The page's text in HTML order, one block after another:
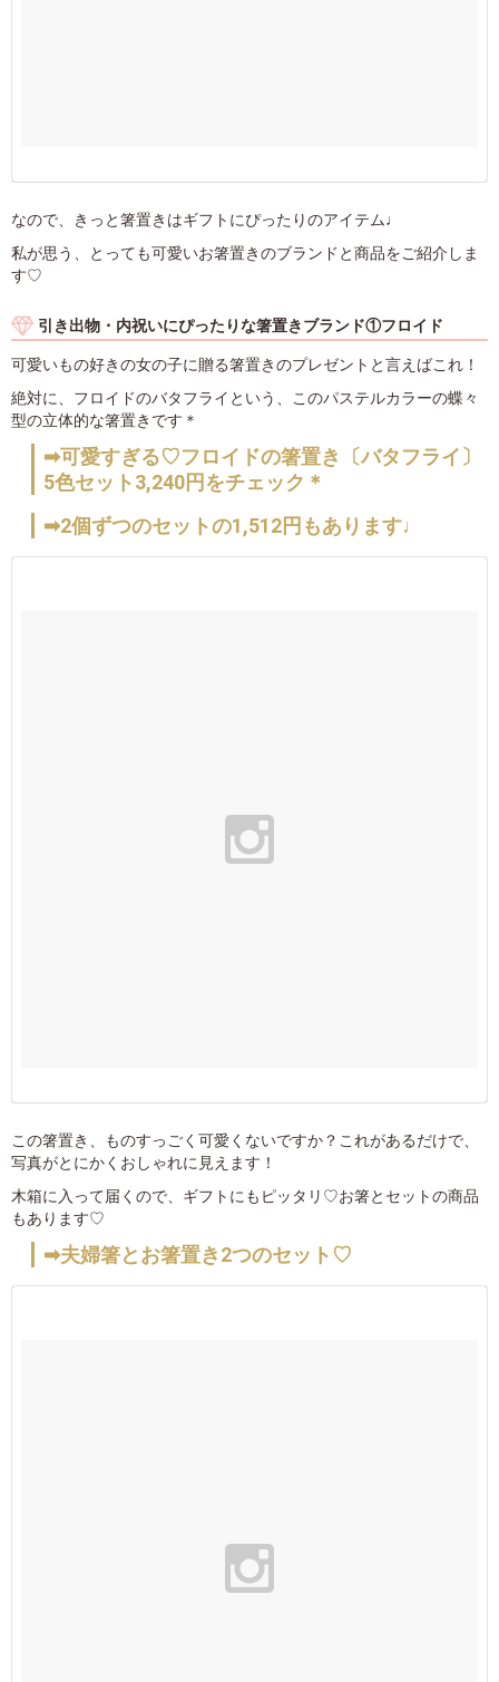
なので、きっと箸置きはギフトにぴったりのアイテム♩
私が思う、とっても可愛いお箸置きのブランドと商品をご紹介しま
す♡
引き出物・内祝いにぴったりな箸置きブランド①フロイド
可愛いもの好きの女の子に贈る箸置きのプレゼントと言えばこれ！
絶対に、フロイドのバタフライという、このパステルカラーの蝶々
型の立体的な箸置きです＊
➡可愛すぎる♡フロイドの箸置き〔バタフライ〕
5色セット3,240円をチェック＊
➡2個ずつのセットの1,512円もあります♩
この箸置き、ものすっごく可愛くないですか？これがあるだけで、
写真がとにかくおしゃれに見えます！
木箱に入って届くので、ギフトにもピッタリ♡お箸とセットの商品
もあります♡
➡夫婦箸とお箸置き2つのセット♡